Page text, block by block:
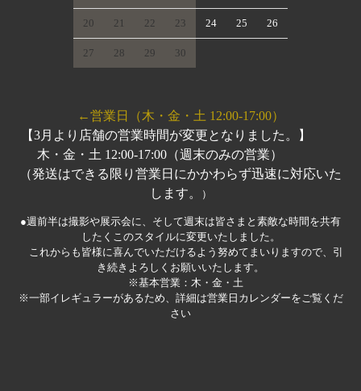
20 21 22 23 24 25 26
27 28 29 30
←営業日（木・金・土 12:00-17:00）
【3月より店舗の営業時間が変更となりました。】
木・金・土 12:00-17:00（週末のみの営業）
（発送はできる限り営業日にかかわらず迅速に対応いた
します。
）
●週前半は撮影や展示会に、そして週末は皆さまと素敵な時間を共有
したくこのスタイルに変更いたしました。
これからも皆様に喜んでいただけるよう努めてまいりますので、引
き続きよろしくお願いいたします。
※基本営業：木・金・土
※一部イレギュラーがあるため、詳細は営業日カレンダーをご覧くだ
さい